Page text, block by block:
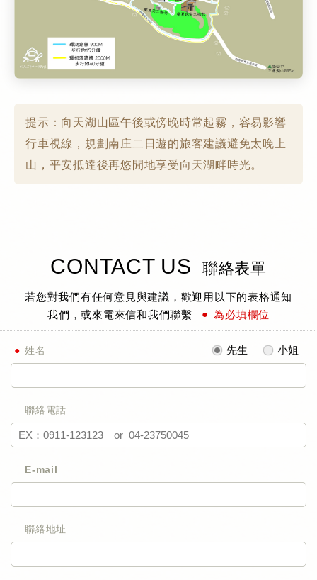
提示：向天湖山區午後或傍晚時常起霧，容易影響
行車視線，規劃南庄二日遊的旅客建議避免太晚上
山，平安抵達後再悠閒地享受向天湖畔時光。
CONTACT US 聯絡表單
若您對我們有任何意見與建議，歡迎用以下的表格通知
我們，或來電來信和我們聯繫
● 為必填欄位
姓名 先生 小姐
聯絡電話
E-mail
聯絡地址